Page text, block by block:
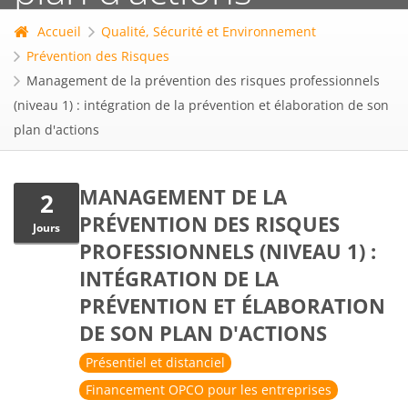
Accueil
Qualité, Sécurité et Environnement
Prévention des Risques
Management de la prévention des risques professionnels
(niveau 1) : intégration de la prévention et élaboration de son
plan d'actions
2
Jours
MANAGEMENT DE LA
PRÉVENTION DES RISQUES
PROFESSIONNELS (NIVEAU 1) :
INTÉGRATION DE LA
PRÉVENTION ET ÉLABORATION
DE SON PLAN D'ACTIONS
Présentiel et distanciel
Financement OPCO pour les entreprises